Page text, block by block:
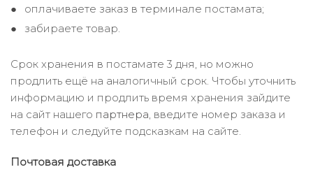
оплачиваете заказ в терминале постамата;
забираете товар.
Срок хранения в постамате 3 дня, но можно
продлить ещё на аналогичный срок. Чтобы уточнить
информацию и продлить время хранения зайдите
на сайт нашего партнера, введите номер заказа и
телефон и следуйте подсказкам на сайте.
Почтовая доставка